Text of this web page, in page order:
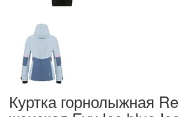
Куртка горнолыжная